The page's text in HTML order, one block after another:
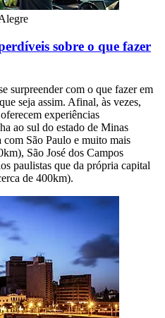
sobre o que fazer
surpreender com o que fazer em
seja assim. Afinal, às vezes,
experiências
ao sul do estado de Minas
São Paulo e muito mais
São José dos Campos
paulistas que da própria capital
de 400km).